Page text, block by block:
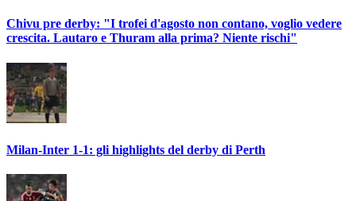
Chivu pre derby: "I trofei d'agosto non contano, voglio vedere
crescita. Lautaro e Thuram alla prima? Niente rischi"
Milan-Inter 1-1: gli highlights del derby di Perth